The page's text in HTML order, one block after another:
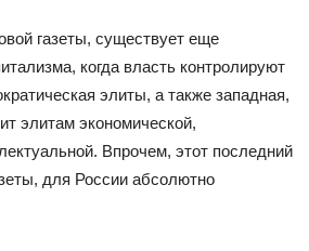
газеты, существует еще
когда власть контролируют
элиты, а также западная,
элитам экономической,
Впрочем, этот последний
для России абсолютно